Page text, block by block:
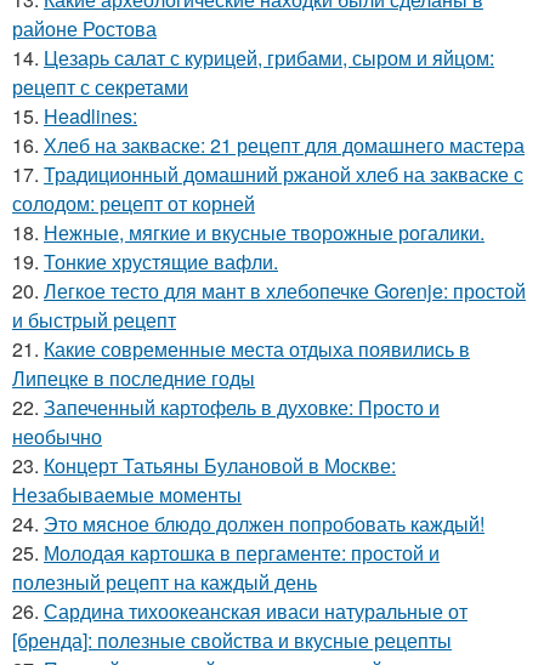
районе Ростова
14. Цезарь салат с курицей, грибами, сыром и яйцом:
рецепт с секретами
15. Headlines:
16. Хлеб на закваске: 21 рецепт для домашнего мастера
17. Традиционный домашний ржаной хлеб на закваске с
солодом: рецепт от корней
18. Нежные, мягкие и вкусные творожные рогалики.
19. Тонкие хрустящие вафли.
20. Легкое тесто для мант в хлебопечке Gorenje: простой
и быстрый рецепт
21. Какие современные места отдыха появились в
Липецке в последние годы
22. Запеченный картофель в духовке: Просто и
необычно
23. Концерт Татьяны Булановой в Москве:
Незабываемые моменты
24. Это мясное блюдо должен попробовать каждый!
25. Молодая картошка в пергаменте: простой и
полезный рецепт на каждый день
26. Сардина тихоокеанская иваси натуральные от
[бренда]: полезные свойства и вкусные рецепты